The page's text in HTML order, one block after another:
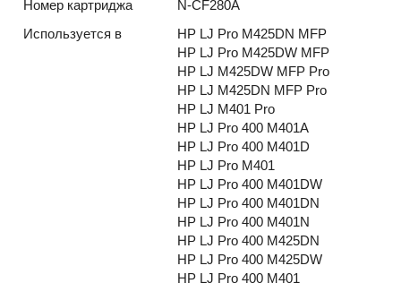
Номер картриджа
N-CF280A
Используется в
HP LJ Pro M425DN MFP
HP LJ Pro M425DW MFP
HP LJ M425DW MFP Pro
HP LJ M425DN MFP Pro
HP LJ M401 Pro
HP LJ Pro 400 M401A
HP LJ Pro 400 M401D
HP LJ Pro M401
HP LJ Pro 400 M401DW
HP LJ Pro 400 M401DN
HP LJ Pro 400 M401N
HP LJ Pro 400 M425DN
HP LJ Pro 400 M425DW
HP LJ Pro 400 M401